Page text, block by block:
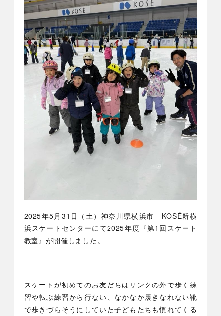
2025年5月31日（土）神奈川県横浜市 KOSÉ新横
浜スケートセンターにて2025年度『第1回スケート
教室』が開催しました。
スケートが初めてのお友だちはリンクの外で歩く練
習や転ぶ練習から行ない、なかなか履きなれない靴
で歩きづらそうにしていた子どもたちも慣れてくる